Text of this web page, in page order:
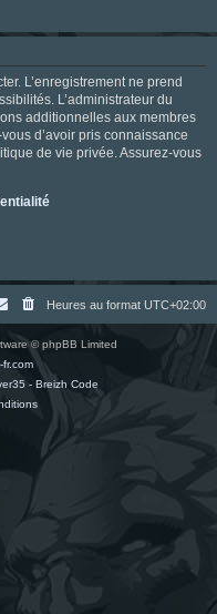
L’enregistrement ne prend
L’administrateur du
additionnelles aux membres
d’avoir pris connaissance
de vie privée. Assurez-vous
Heures au format UTC+02:00
© phpBB Limited
- Breizh Code